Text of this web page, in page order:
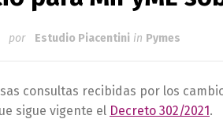
por Estudio Piacentini in Pymes
consultas recibidas por los
sigue vigente el Decreto 302/2021.